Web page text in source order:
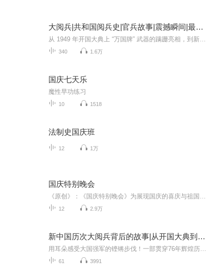
大阅兵|共和国阅兵史|官兵故事|震撼瞬间|最新装备
340 1.6万
国庆七天乐
魔性早功练习
10 1518
法制史国庆班
12 1万
国庆特别晚会
12 2.9万
新中国历次大阅兵背后的故事|从开国大典到九三阅兵
61 3991